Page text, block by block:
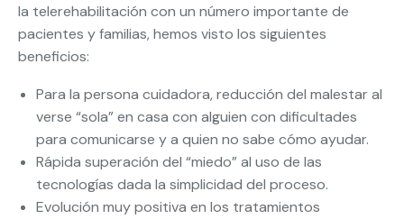
la telerehabilitación con un número importante de
pacientes y familias, hemos visto los siguientes
beneficios:
Para la persona cuidadora, reducción del malestar al
verse “sola” en casa con alguien con dificultades
para comunicarse y a quien no sabe cómo ayudar.
Rápida superación del “miedo” al uso de las
tecnologías dada la simplicidad del proceso.
Evolución muy positiva en los tratamientos